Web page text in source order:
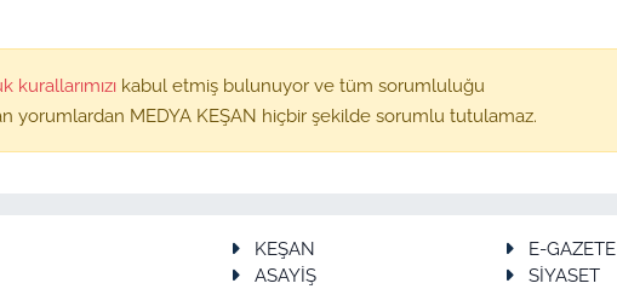
kurallarımızı kabul etmiş bulunuyor ve tüm sorumluluğu
yorumlardan MEDYA KEŞAN hiçbir şekilde sorumlu tutulamaz.
KEŞAN
E-GAZETE
ASAYİŞ
SİYASET